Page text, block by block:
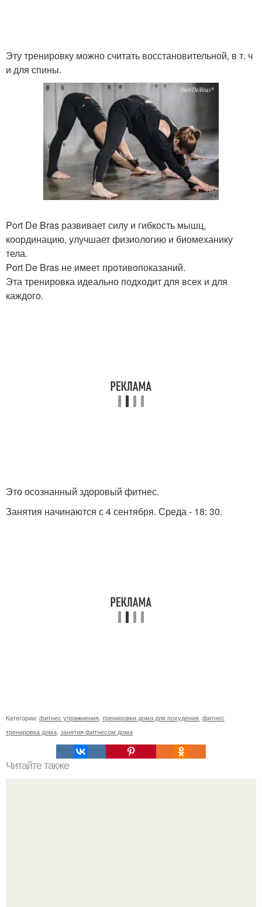
Эту тренировку можно считать восстановительной, в т. ч
и для спины.
Port De Bras развивает силу и гибкость мышц,
координацию, улучшает физиологию и биомеханику
тела.
Port De Bras не имеет противопоказаний.
Эта тренировка идеально подходит для всех и для
каждого.
Это осознанный здоровый фитнес.
Занятия начинаются с 4 сентября. Среда - 18: 30.
Категории: фитнес упражнения, тренировки дома для похудения, фитнес
тренировка дома, занятия фитнесом дома
Читайте также